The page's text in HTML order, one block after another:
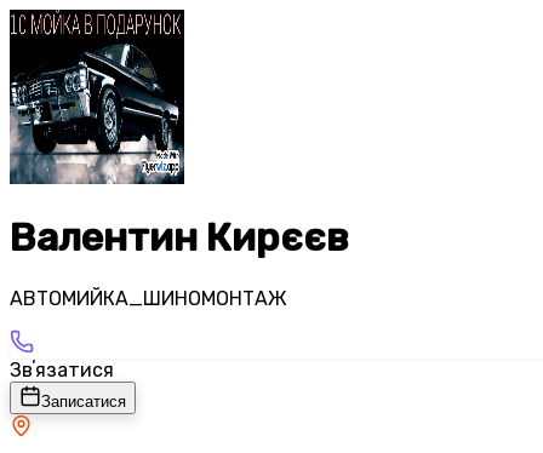
Валентин Кирєєв
АВТОМИЙКА_ШИНОМОНТАЖ
Звʼязатися
Записатися